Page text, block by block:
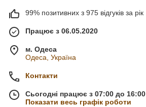
99% позитивних з 975 відгуків за рік
Працює з 06.05.2020
м. Одеса
Одеса, Україна
Контакти
Сьогодні працює з 07:00 до 16:00
Показати весь графік роботи